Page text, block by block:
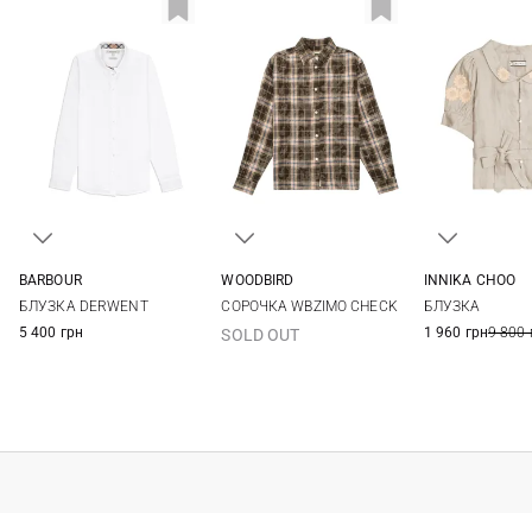
BARBOUR
БЛУЗКА DERWENT
5 400 грн
WOODBIRD
СОРОЧКА WBZIMO CHECK
SOLD OUT
INNIKA CHOO
БЛУЗКА
1 960 грн9 800